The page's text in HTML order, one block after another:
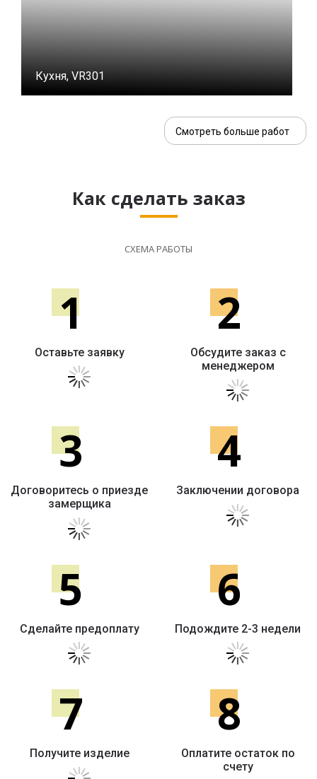
Кухня, VR301
Смотреть больше работ
Как сделать заказ
СХЕМА РАБОТЫ
1
Оставьте заявку
2
Обсудите заказ с
менеджером
3
Договоритесь о приезде
замерщика
4
Заключении договора
5
Сделайте предоплату
6
Подождите 2-3 недели
7
Получите изделие
8
Оплатите остаток по
счету